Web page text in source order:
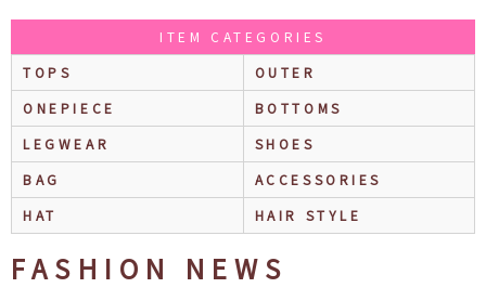
ITEM CATEGORIES
TOPS
OUTER
ONEPIECE
BOTTOMS
LEGWEAR
SHOES
BAG
ACCESSORIES
HAT
HAIR STYLE
FASHION NEWS